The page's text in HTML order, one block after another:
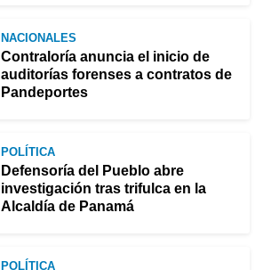
NACIONALES
Contraloría anuncia el inicio de
auditorías forenses a contratos de
Pandeportes
POLÍTICA
Defensoría del Pueblo abre
investigación tras trifulca en la
Alcaldía de Panamá
POLÍTICA